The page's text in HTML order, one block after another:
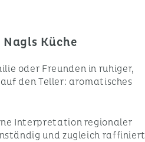
Küche
oder Freunden in ruhiger,
den Teller: aromatisches
Interpretation regionaler
und zugleich raffiniert